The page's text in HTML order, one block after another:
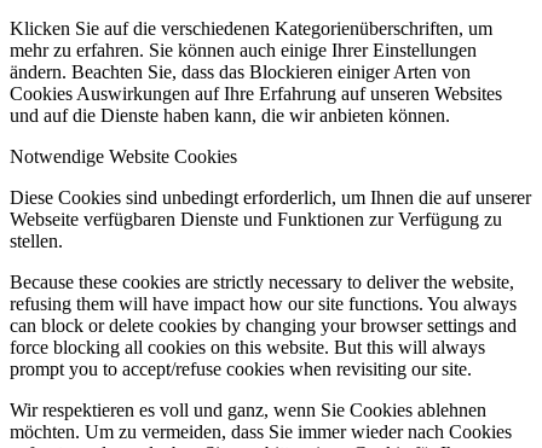
Klicken Sie auf die verschiedenen Kategorienüberschriften, um
mehr zu erfahren. Sie können auch einige Ihrer Einstellungen
ändern. Beachten Sie, dass das Blockieren einiger Arten von
Cookies Auswirkungen auf Ihre Erfahrung auf unseren Websites
und auf die Dienste haben kann, die wir anbieten können.
Notwendige Website Cookies
Diese Cookies sind unbedingt erforderlich, um Ihnen die auf unserer
Webseite verfügbaren Dienste und Funktionen zur Verfügung zu
stellen.
Because these cookies are strictly necessary to deliver the website,
refusing them will have impact how our site functions. You always
can block or delete cookies by changing your browser settings and
force blocking all cookies on this website. But this will always
prompt you to accept/refuse cookies when revisiting our site.
Wir respektieren es voll und ganz, wenn Sie Cookies ablehnen
möchten. Um zu vermeiden, dass Sie immer wieder nach Cookies